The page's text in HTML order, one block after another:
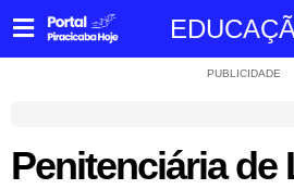
PUBLICIDADE
Penitenciária de